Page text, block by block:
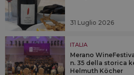
31 Luglio 2026
ITALIA
Merano
n. 35 della storica
Helmuth Köcher